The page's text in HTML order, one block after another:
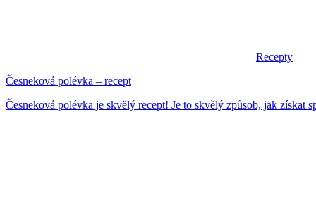
Recepty
Česneková polévka – recept
Česneková polévka je skvělý recept! Je to skvělý způsob, jak získat